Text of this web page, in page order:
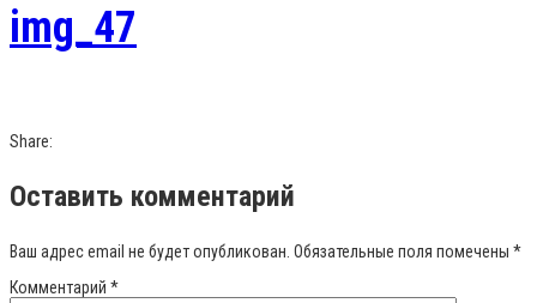
img_47
Share:
Оставить комментарий
Ваш адрес email не будет опубликован. Обязательные поля помечены *
Комментарий *